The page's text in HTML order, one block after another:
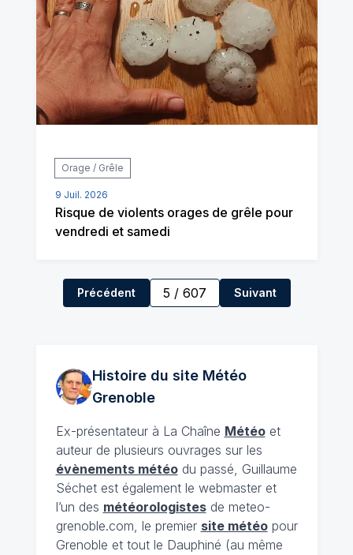
Orage / Grêle
9 Juil. 2026
Risque de violents orages de grêle pour
vendredi et samedi
Précédent 5 / 607 Suivant
Histoire du site Météo
Grenoble
Ex-présentateur à La Chaîne Météoet
auteur de plusieurs ouvrages sur les
évènements météodu passé, Guillaume
Séchet est également le webmaster et
l’un des météorologistesde meteo-
grenoble.com, le premier site météopour
Grenoble et tout le Dauphiné (au même